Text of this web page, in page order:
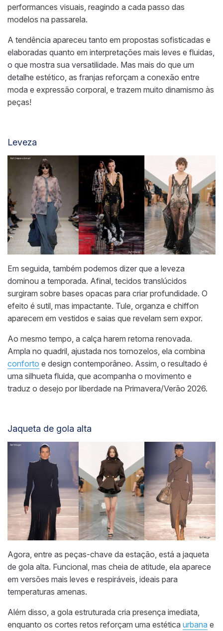
performances visuais, reagindo a cada passo das
modelos na passarela.
A tendência apareceu tanto em propostas sofisticadas e
elaboradas quanto em interpretações mais leves e fluidas,
o que mostra sua versatilidade. Mas mais do que um
detalhe estético, as franjas reforçam a conexão entre
moda e expressão corporal, e trazem muito dinamismo às
peças!
Leveza
Em seguida, também podemos dizer que a leveza
dominou a temporada. Afinal, tecidos translúcidos
surgiram sobre bases opacas para criar profundidade. O
efeito é sutil, mas impactante. Tule, organza e chiffon
aparecem em vestidos e saias que revelam sem expor.
Ao mesmo tempo, a calça harem retorna renovada.
Ampla no quadril, ajustada nos tornozelos, ela combina
conforto e design contemporâneo. Assim, o resultado é
uma silhueta fluida, que acompanha o movimento e
traduz o desejo por liberdade na Primavera/Verão 2026.
Jaqueta de gola alta
Agora, entre as peças-chave da estação, está a jaqueta
de gola alta. Funcional, mas cheia de atitude, ela aparece
em versões mais leves e respiráveis, ideais para
temperaturas amenas.
Além disso, a gola estruturada cria presença imediata,
enquanto os cortes retos reforçam uma estética urbana e